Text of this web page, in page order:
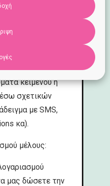
μπορείτε να
που
ηλεκτρονικών
κειμένου ή
σχετικών
με SMS,
κα).
μέλους:
μας δώσετε την